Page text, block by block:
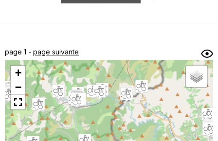
Longueur min/max
sous-dossiers
Trier par
Horodatage Photos
page 1 - page suivante
+
−